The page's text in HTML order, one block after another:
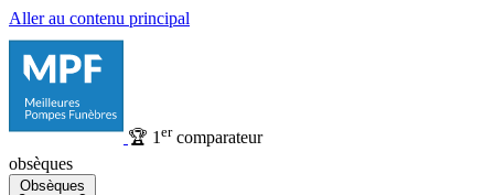
Aller au contenu principal
🏆 1 ercomparateur
obsèques
Obsèques